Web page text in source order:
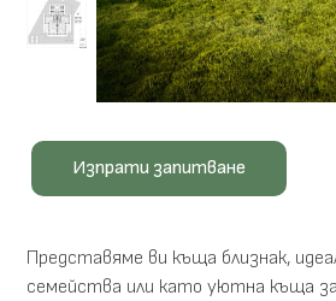
Изпрати запитване
Представяме ви къща близнак,
семейства или като уютна къща